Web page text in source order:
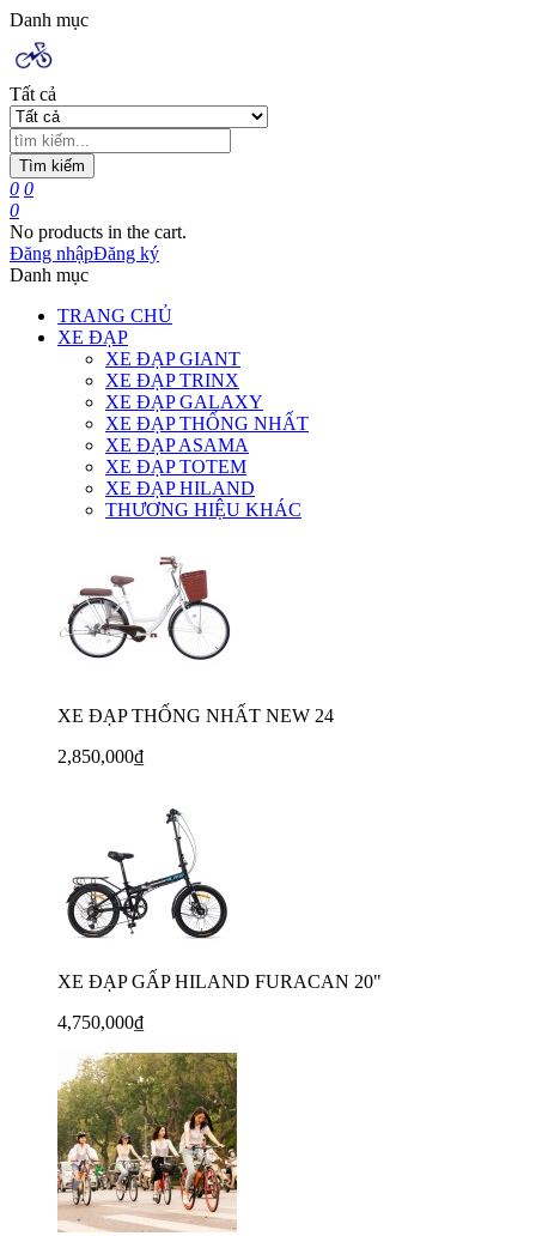
Danh mục
Tất cả
Tìm kiếm
0 0
0
No products in the cart.
Đăng nhậpĐăng ký
Danh mục
TRANG CHỦ
XE ĐẠP
XE ĐẠP GIANT
XE ĐẠP TRINX
XE ĐẠP GALAXY
XE ĐẠP THỐNG NHẤT
XE ĐẠP ASAMA
XE ĐẠP TOTEM
XE ĐẠP HILAND
THƯƠNG HIỆU KHÁC
XE ĐẠP THỐNG NHẤT NEW 24
2,850,000₫
XE ĐẠP GẤP HILAND FURACAN 20"
4,750,000₫